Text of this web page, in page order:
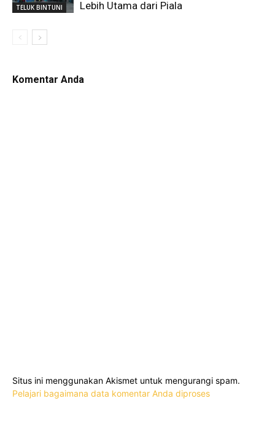
TELUK BINTUNI Lebih Utama dari Piala
Komentar Anda
Situs ini menggunakan Akismet untuk mengurangi spam.
Pelajari bagaimana data komentar Anda diproses